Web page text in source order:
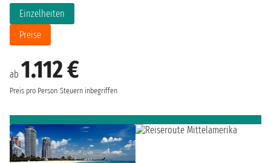
ab 1.112 €
Preis pro Person Steuern inbegriffen
Einzelheiten
Preise